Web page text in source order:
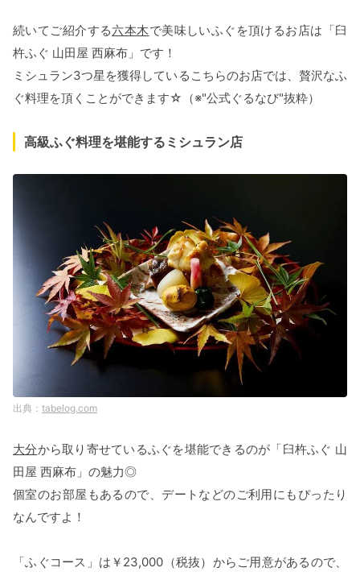
続いてご紹介する六本木で美味しいふぐを頂けるお店は「臼
杵ふぐ 山田屋 西麻布」です！
ミシュラン3つ星を獲得しているこちらのお店では、贅沢なふ
ぐ料理を頂くことができます☆（※"公式ぐるなび"抜粋）
高級ふぐ料理を堪能するミシュラン店
tabelog.com
大分から取り寄せているふぐを堪能できるのが「臼杵ふぐ 山
田屋 西麻布」の魅力◎
個室のお部屋もあるので、デートなどのご利用にもぴったり
なんですよ！
「ふぐコース」は￥23,000（税抜）からご用意があるので、